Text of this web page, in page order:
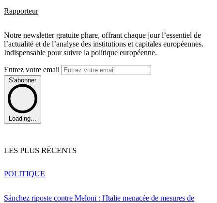
Rapporteur
Notre newsletter gratuite phare, offrant chaque jour l’essentiel de
l’actualité et de l’analyse des institutions et capitales européennes.
Indispensable pour suivre la politique européenne.
Entrez votre email
S'abonner
Loading...
LES PLUS RÉCENTS
Sánchez riposte contre Meloni : l'Italie menacée de mesures de
POLITIQUE